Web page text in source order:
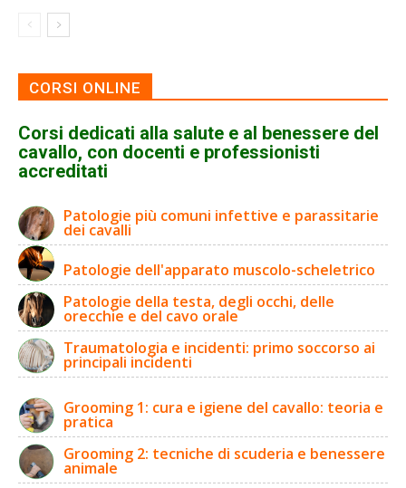
CORSI ONLINE
Corsi dedicati alla salute e al benessere del
cavallo, con docenti e professionisti
accreditati
Patologie più comuni infettive e parassitarie
dei cavalli
Patologie dell'apparato muscolo-scheletrico
Patologie della testa, degli occhi, delle
orecchie e del cavo orale
Traumatologia e incidenti: primo soccorso ai
principali incidenti
Grooming 1: cura e igiene del cavallo: teoria e
pratica
Grooming 2: tecniche di scuderia e benessere
animale